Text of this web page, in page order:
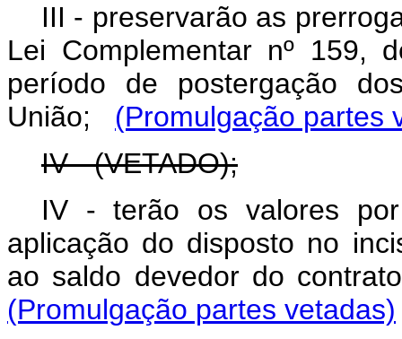
III - preservarão as
Lei Complementar nº 159,
período de postergação
União; (Promulgação partes
IV - (VETADO);
IV - terão os valores
aplicação do disposto no
ao saldo devedor do
(Promulgação partes vetadas)